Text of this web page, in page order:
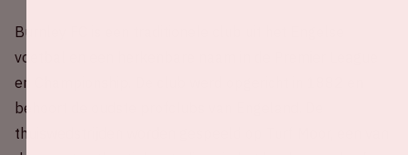
Burnley FC is een traditionele club uit het Engelse
voetbal en een herkenbare naam in de Premier League
en Championship. De club werd opgericht in 1882 en
behoort de oudste profclubs van Engeland. De
thuiswedstrijden worden gespeeld op Turf Moor, een van